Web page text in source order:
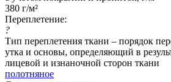
380 г/м²
Переплетение:
?
Тип переплетения ткани – порядок
утка и основы, определяющий в
лицевой и изнаночной сторон ткани
полотняное